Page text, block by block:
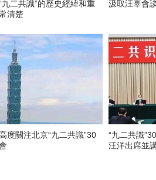
九二共識”的歷史經緯和重
清楚
汲取汪辜會
度關注北京“九二共識”30
“九二共識
汪洋出席並